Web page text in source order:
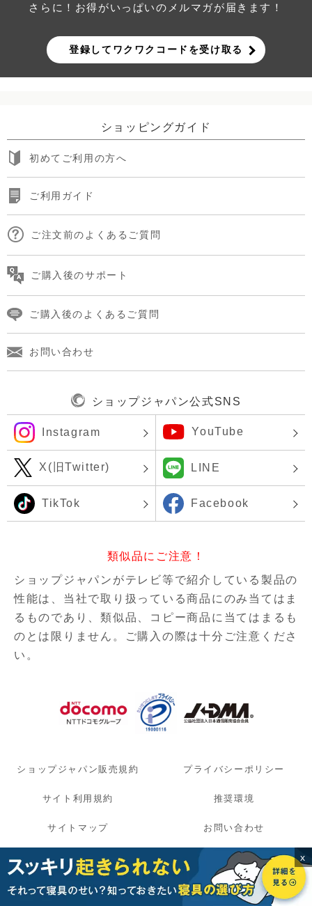
x
さらに！お得がいっぱいのメルマガが届きます！
登録してワクワクコードを受け取る
ショッピングガイド
初めてご利用の方へ
ご利用ガイド
ご注文前のよくあるご質問
ご購入後のサポート
ご購入後のよくあるご質問
お問い合わせ
ショップジャパン公式SNS
Instagram YouTube
X(旧Twitter) LINE
TikTok Facebook
類似品にご注意！
ショップジャパンがテレビ等で紹介している製品の
性能は、当社で取り扱っている商品にのみ当てはま
るものであり、類似品、コピー商品に当てはまるも
のとは限りません。ご購入の際は十分ご注意くださ
い。
ショップジャパン販売規約 プライバシーポリシー
サイト利用規約 推奨環境
サイトマップ お問い合わせ
会社概要 特定商取引法に関する表示
ソーシャルメディアポリシー 模倣品に対する取り組み